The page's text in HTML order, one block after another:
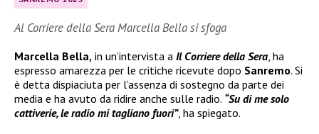
Al Corriere della Sera Marcella Bella si sfoga
Marcella Bella, in un’intervista a Il Corriere della Sera , ha
espresso amarezza per le critiche ricevute dopo Sanremo. Si
è detta dispiaciuta per l’assenza di sostegno da parte dei
media e ha avuto da ridire anche sulle radio. “Su di me solo
cattiverie, le radio mi tagliano fuori”, ha spiegato.